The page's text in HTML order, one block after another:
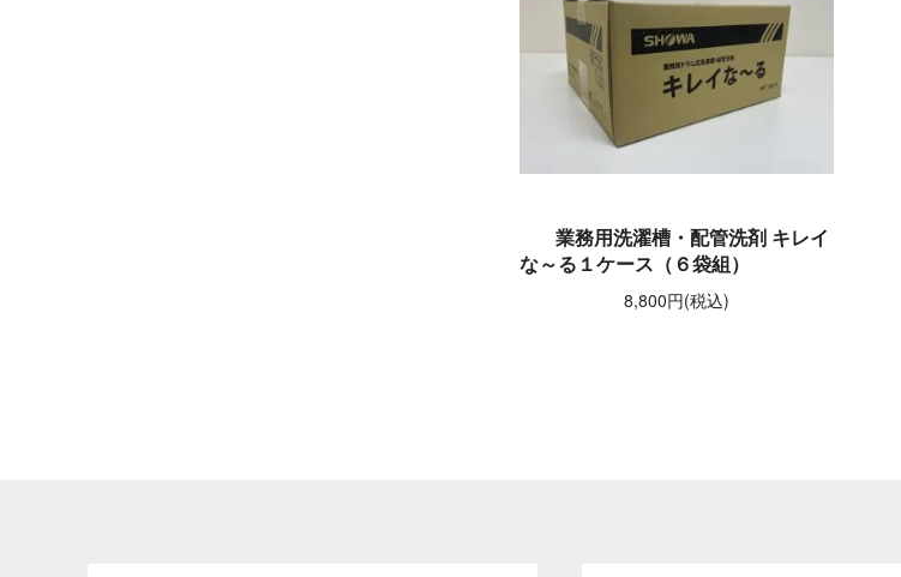
業務用洗濯槽・配管洗剤 キレイ
な～る１ケース（６袋組）
8,800円(税込)